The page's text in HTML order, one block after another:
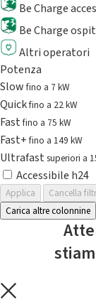
Be Charge
Be Charge
Altri operatori
Potenza
Slowfino a 7 kW
Quickfino a 22 kW
Fastfino a 75 kW
Fast+fino a 149 kW
Ultrafast superiori a
Accessibile h24
Applica
Cancella
Carica altre colonnine